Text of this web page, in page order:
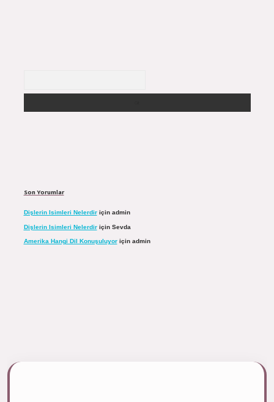
Son Yorumlar
Dişlerin Isimleri Nelerdiriçin admin
Dişlerin Isimleri Nelerdiriçin Sevda
Amerika Hangi Dil Konuşuluyoriçin admin